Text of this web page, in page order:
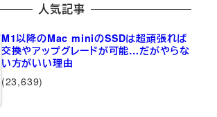
人気記事
M1以降のMac miniのSSDは超頑張れば
交換やアップグレードが可能…だがやらな
い方がいい理由
(23,639)